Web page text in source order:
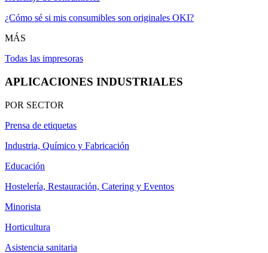
¿Cómo sé si mis consumibles son originales OKI?
MÁS
Todas las impresoras
APLICACIONES INDUSTRIALES
POR SECTOR
Prensa de etiquetas
Industria, Químico y Fabricación
Educación
Hostelería, Restauración, Catering y Eventos
Minorista
Horticultura
Asistencia sanitaria